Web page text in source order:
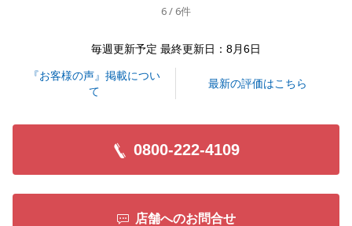
引き続きよろしくお願い申し上げます。
6 / 6件
毎週更新予定 最終更新日：8月6日
『お客様の声』掲載につい
て
最新の評価はこちら
0800-222-4109
店舗へのお問合せ